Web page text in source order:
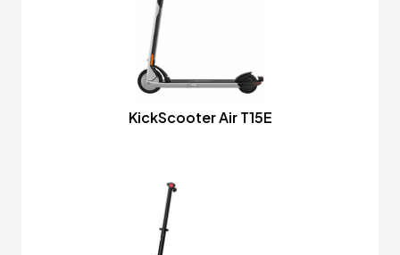
KickScooter Air T15E